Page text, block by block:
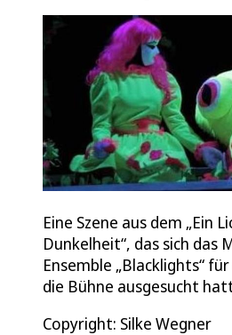
Eine Szene aus dem „Ein
Dunkelheit“, das sich das
Ensemble „Blacklights“
die Bühne ausgesucht
Copyright: Silke Wegner